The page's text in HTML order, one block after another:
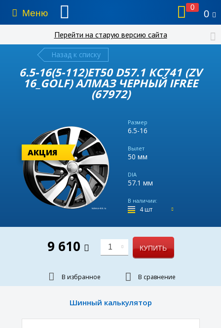
Меню
0
0
Перейти на старую версию сайта
Назад к списку
6.5-16(5-112)ET50 D57.1 КС741 (ZV
16_GOLF) АЛМАЗ ЧЕРНЫЙ IFREE
(67972)
Размер
6.5-16
Вылет
50 мм
DIA
57.1 мм
В наличии:
4 шт
АКЦИЯ
9 610 1 КУПИТЬ
В избранное В сравнение
Шинный калькулятор